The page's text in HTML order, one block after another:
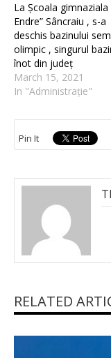
La Școala gimnaziala
Endre” Sâncraiu , s-a
deschis bazinului
olimpic , singurul
înot din județ
March 15, 2021
In "Administrație"
Pin It
RELATED